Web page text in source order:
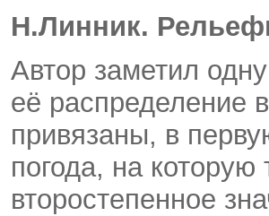
Н.Линник.
Автор заметил
её распределение
привязаны, в
погода, на
второстепенное